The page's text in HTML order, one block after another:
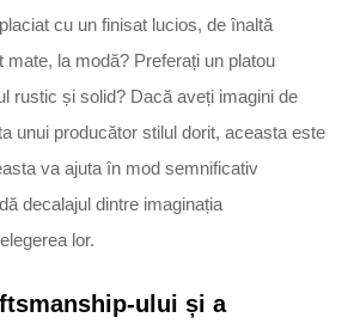
cu un finisat lucios, de înaltă
mate, la modă? Preferați un platou
rustic și solid? Dacă aveți imagini de
unui producător stilul dorit, aceasta este
va ajuta în mod semnificativ
decalajul dintre imaginația
lor.
ului și a